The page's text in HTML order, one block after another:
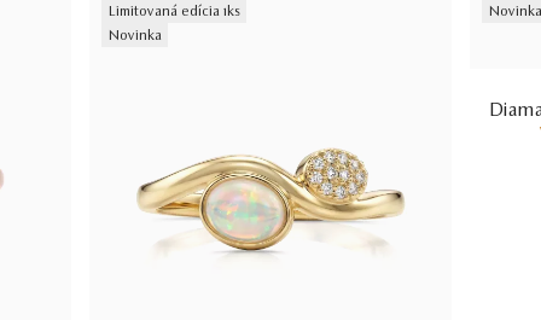
Limitovaná edícia 1ks
Novinka
Novinka